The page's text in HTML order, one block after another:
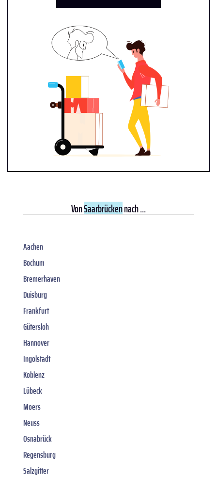
VonSaarbrückennach ...
Aachen
Bochum
Bremerhaven
Duisburg
Frankfurt
Gütersloh
Hannover
Ingolstadt
Koblenz
Lübeck
Moers
Neuss
Osnabrück
Regensburg
Salzgitter